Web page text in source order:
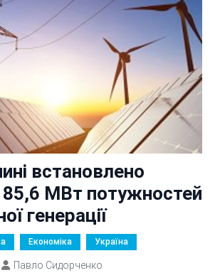
встановлено
85,6 МВт потужностей
генерації
Економіка Україна
Павло Сидорченко